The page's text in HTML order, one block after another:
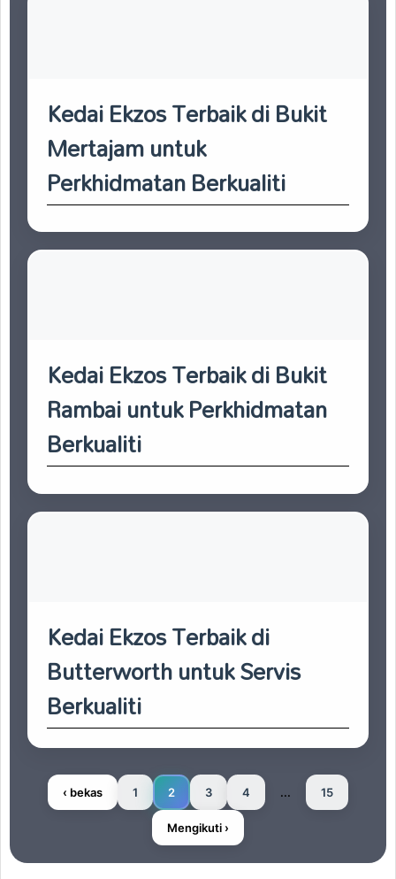
Kedai Ekzos Terbaik di Bukit
Mertajam untuk
Perkhidmatan Berkualiti
Kedai Ekzos Terbaik di Bukit
Rambai untuk Perkhidmatan
Berkualiti
Kedai Ekzos Terbaik di
Butterworth untuk Servis
Berkualiti
‹ bekas 1 2 3 4 ... 15
Mengikuti ›